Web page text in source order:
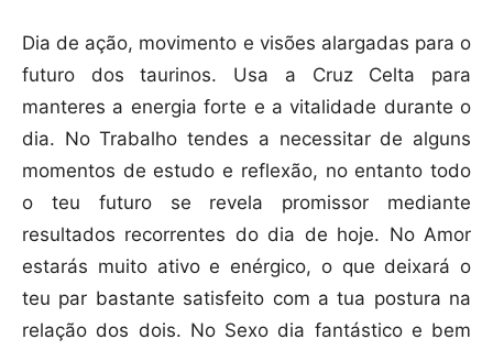
Dia de ação, movimento e visões alargadas para o
futuro dos taurinos. Usa a Cruz Celta para
manteres a energia forte e a vitalidade durante o
dia. No Trabalho tendes a necessitar de alguns
momentos de estudo e reflexão, no entanto todo
o teu futuro se revela promissor mediante
resultados recorrentes do dia de hoje. No Amor
estarás muito ativo e enérgico, o que deixará o
teu par bastante satisfeito com a tua postura na
relação dos dois. No Sexo dia fantástico e bem